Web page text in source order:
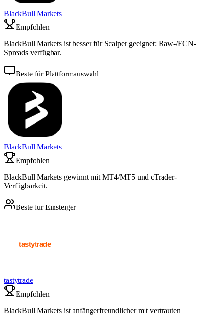
BlackBull Markets
Empfohlen
BlackBull Markets ist besser für Scalper geeignet: Raw-/ECN-
Spreads verfügbar.
Beste für Plattformauswahl
BlackBull Markets
Empfohlen
BlackBull Markets gewinnt mit MT4/MT5 und cTrader-
Verfügbarkeit.
Beste für Einsteiger
tastytrade
Empfohlen
BlackBull Markets ist anfängerfreundlicher mit vertrauten